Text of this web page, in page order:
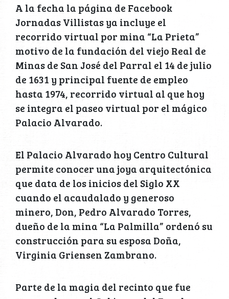
A la fecha la página de Facebook
Jornadas Villistas ya incluye el
recorrido virtual por mina “La Prieta”
motivo de la fundación del viejo Real de
Minas de San José del Parral el 14 de julio
de 1631 y principal fuente de empleo
hasta 1974, recorrido virtual al que hoy
se integra el paseo virtual por el mágico
Palacio Alvarado.
El Palacio Alvarado hoy Centro Cultural
permite conocer una joya arquitectónica
que data de los inicios del Siglo XX
cuando el acaudalado y generoso
minero, Don, Pedro Alvarado Torres,
dueño de la mina “La Palmilla” ordenó su
construcción para su esposa Doña,
Virginia Griensen Zambrano.
Parte de la magia del recinto que fue